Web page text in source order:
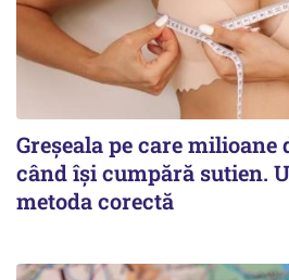
Greșeala pe care milioane
când își cumpără sutien.
metoda corectă